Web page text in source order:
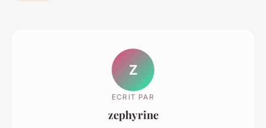
Z
ECRIT PAR
zephyrine